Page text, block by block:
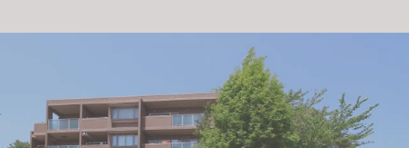
町を知る
スタッフ紹介
相場データを依頼する